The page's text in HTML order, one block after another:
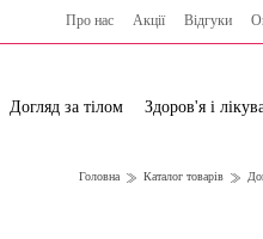
Про нас Акції Відгуки
Догляд за тілом Здоров'я і
Головна Каталог товарів